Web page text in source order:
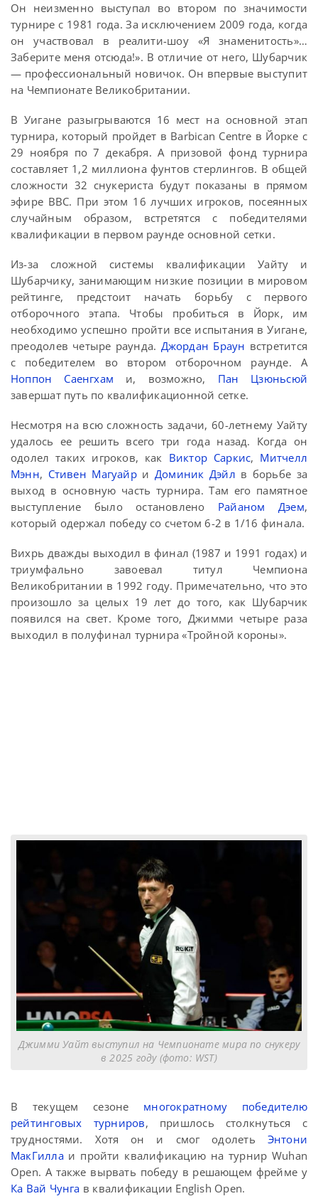
Он неизменно выступал во втором по значимости
турнире с 1981 года. За исключением 2009 года, когда
он участвовал в реалити-шоу «Я знаменитость»…
Заберите меня отсюда!». В отличие от него, Шубарчик
— профессиональный новичок. Он впервые выступит
на Чемпионате Великобритании.
В Уигане разыгрываются 16 мест на основной этап
турнира, который пройдет в Barbican Centre в Йорке с
29 ноября по 7 декабря. А призовой фонд турнира
составляет 1,2 миллиона фунтов стерлингов. В общей
сложности 32 снукериста будут показаны в прямом
эфире BBC. При этом 16 лучших игроков, посеянных
случайным образом, встретятся с победителями
квалификации в первом раунде основной сетки.
Из-за сложной системы квалификации Уайту и
Шубарчику, занимающим низкие позиции в мировом
рейтинге, предстоит начать борьбу с первого
отборочного этапа. Чтобы пробиться в Йорк, им
необходимо успешно пройти все испытания в Уигане,
преодолев четыре раунда. Джордан Браун встретится
с победителем во втором отборочном раунде. А
Ноппон Саенгхам и, возможно, Пан Цзюньсюй
завершат путь по квалификационной сетке.
Несмотря на всю сложность задачи, 60-летнему Уайту
удалось ее решить всего три года назад. Когда он
одолел таких игроков, как Виктор Саркис, Митчелл
Мэнн, Стивен Магуайри Доминик Дэйл в борьбе за
выход в основную часть турнира. Там его памятное
выступление было остановлено Райаном Дэем,
который одержал победу со счетом 6-2 в 1/16 финала.
Вихрь дважды выходил в финал (1987 и 1991 годах) и
триумфально завоевал титул Чемпиона
Великобритании в 1992 году. Примечательно, что это
произошло за целых 19 лет до того, как Шубарчик
появился на свет. Кроме того, Джимми четыре раза
выходил в полуфинал турнира «Тройной короны».
Джимми Уайт выступил на Чемпионате мира по снукеру
в 2025 году (фото: WST)
В текущем сезоне многократному победителю
рейтинговых турниров, пришлось столкнуться с
трудностями. Хотя он и смог одолеть Энтони
МакГиллаи пройти квалификацию на турнир Wuhan
Open. А также вырвать победу в решающем фрейме у
Ка Вай Чунга в квалификации English Open.